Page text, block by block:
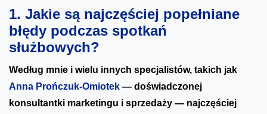
1. Jakie są najczęściej popełniane
błędy podczas spotkań
służbowych?
Według mnie i wielu innych specjalistów, takich jak
Anna Prończuk-Omiotek — doświadczonej
konsultantki marketingu i sprzedaży — najczęściej